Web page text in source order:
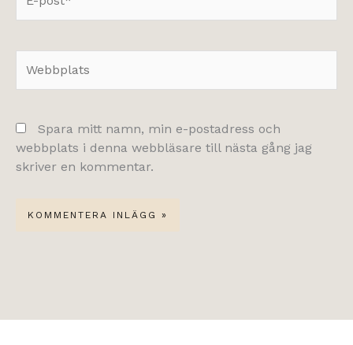
post*
Spara mitt namn, min e-postadress och
webbplats i denna webbläsare till nästa gång jag
skriver en kommentar.